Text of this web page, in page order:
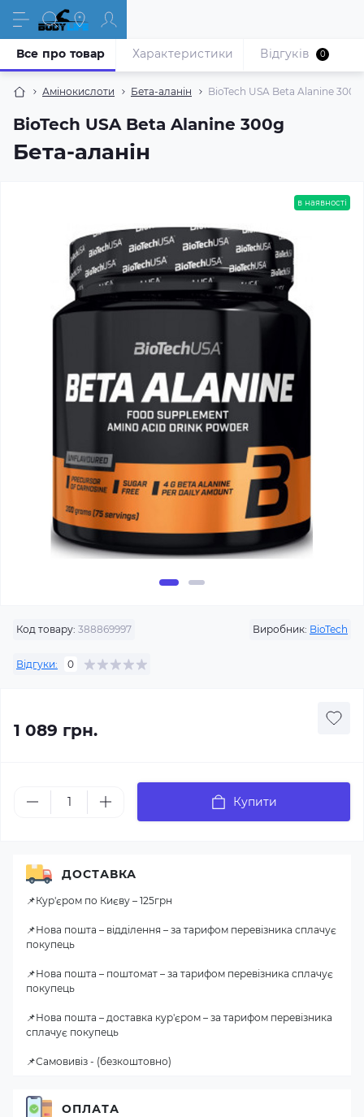
Амінокислоти Бета-аланін BioTech USA Beta Alanine 300g
BioTech USA Beta Alanine 300g
Бета-аланін
Все про товар Характеристики Відгуків 0
в наявності
Код товару: 388869997 Виробник: BioTech
Відгуки: 0
1 089 грн.
Купити
ДОСТАВКА
📌Кур'єром по Києву – 125грн
📌Нова пошта – відділення – за тарифом перевізника сплачує
покупець
📌Нова пошта – поштомат – за тарифом перевізника сплачує
покупець
📌Нова пошта – доставка кур'єром – за тарифом перевізника
сплачує покупець
📌Самовивіз - (безкоштовно)
ОПЛАТА